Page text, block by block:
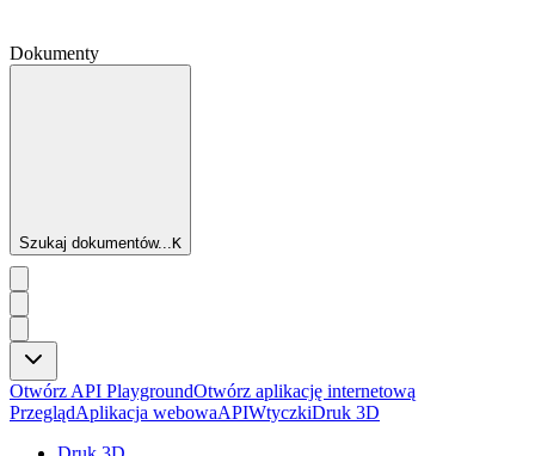
Dokumenty
Szukaj dokumentów...K
Otwórz API PlaygroundOtwórz aplikację internetową
PrzeglądAplikacja webowaAPIWtyczkiDruk 3D